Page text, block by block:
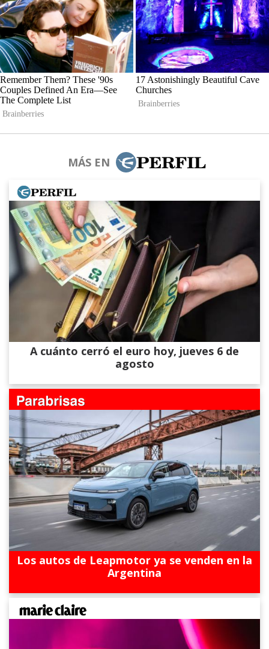
MÁS EN
A cuánto cerró el euro hoy, jueves 6 de
agosto
Los autos de Leapmotor ya se venden en la
Argentina